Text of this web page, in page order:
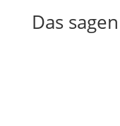
Das